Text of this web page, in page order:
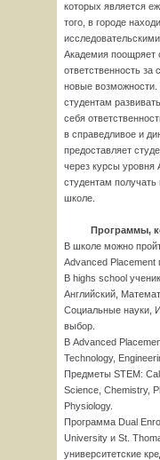
которых является
того, в городе
Академия поощряет
ответственность за
новые возможности.
студентам
себя
в справедливое и
предоставляет
через курсы уровня
студентам
школе.
Программы,
В школе можно
Advanced Placement
В highs school
Английский,
Социальные науки,
выбор.
В Advanced
Technology,
Предметы STEM:
Science, Chemistry,
Physiology.
Программа Dual
University и St.
университетские